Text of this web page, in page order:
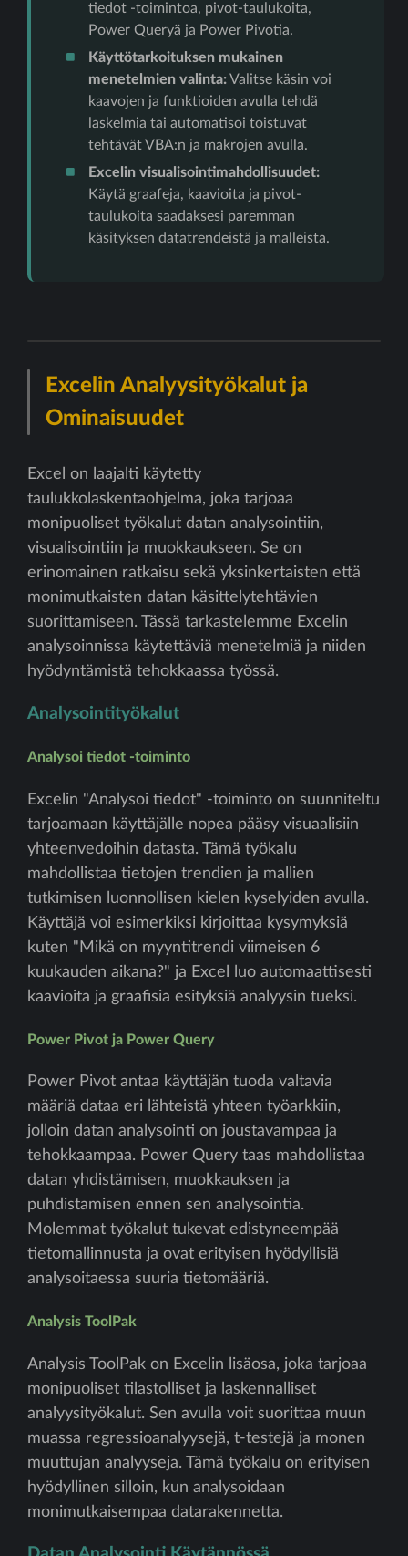
tiedot -toimintoa, pivot-taulukoita,
Power Queryä ja Power Pivotia.
Käyttötarkoituksen mukainen
menetelmien valinta:Valitse käsin voi
kaavojen ja funktioiden avulla tehdä
laskelmia tai automatisoi toistuvat
tehtävät VBA:n ja makrojen avulla.
Excelin visualisointimahdollisuudet:
Käytä graafeja, kaavioita ja pivot-
taulukoita saadaksesi paremman
käsityksen datatrendeistä ja malleista.
Excelin Analyysityökalut ja
Ominaisuudet
Excel on laajalti käytetty
taulukkolaskentaohjelma, joka tarjoaa
monipuoliset työkalut datan analysointiin,
visualisointiin ja muokkaukseen. Se on
erinomainen ratkaisu sekä yksinkertaisten että
monimutkaisten datan käsittelytehtävien
suorittamiseen. Tässä tarkastelemme Excelin
analysoinnissa käytettäviä menetelmiä ja niiden
hyödyntämistä tehokkaassa työssä.
Analysointityökalut
Analysoi tiedot -toiminto
Excelin "Analysoi tiedot" -toiminto on suunniteltu
tarjoamaan käyttäjälle nopea pääsy visuaalisiin
yhteenvedoihin datasta. Tämä työkalu
mahdollistaa tietojen trendien ja mallien
tutkimisen luonnollisen kielen kyselyiden avulla.
Käyttäjä voi esimerkiksi kirjoittaa kysymyksiä
kuten "Mikä on myyntitrendi viimeisen 6
kuukauden aikana?" ja Excel luo automaattisesti
kaavioita ja graafisia esityksiä analyysin tueksi.
Power Pivot ja Power Query
Power Pivot antaa käyttäjän tuoda valtavia
määriä dataa eri lähteistä yhteen työarkkiin,
jolloin datan analysointi on joustavampaa ja
tehokkaampaa. Power Query taas mahdollistaa
datan yhdistämisen, muokkauksen ja
puhdistamisen ennen sen analysointia.
Molemmat työkalut tukevat edistyneempää
tietomallinnusta ja ovat erityisen hyödyllisiä
analysoitaessa suuria tietomääriä.
Analysis ToolPak
Analysis ToolPak on Excelin lisäosa, joka tarjoaa
monipuoliset tilastolliset ja laskennalliset
analyysityökalut. Sen avulla voit suorittaa muun
muassa regressioanalyysejä, t-testejä ja monen
muuttujan analyyseja. Tämä työkalu on erityisen
hyödyllinen silloin, kun analysoidaan
monimutkaisempaa datarakennetta.